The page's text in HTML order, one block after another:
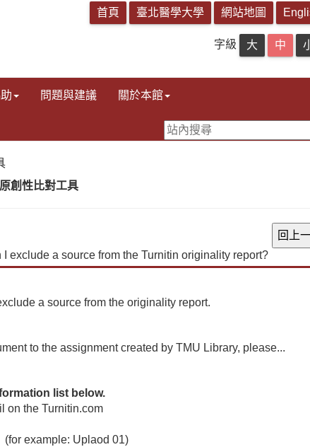
字級
問題與建議 關於本館
創性比對工具
I exclude a source from the Turnitin originality report?
a source from the originality report.
to the assignment created by TMU Library, please...
list below.
on the Turnitin.com
example: Uplaod 01)